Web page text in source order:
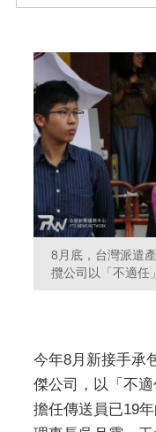
8月底，台灣派遣
攬公司以「不適任
今年8月新接手承
傑公司，以「不
擔任傳送員已19